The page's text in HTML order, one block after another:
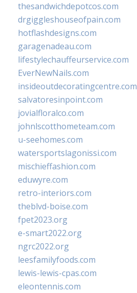
thesandwichdepotcos.com
drgiggleshouseofpain.com
hotflashdesigns.com
garagenadeau.com
lifestylechauffeurservice.com
EverNewNails.com
insideoutdecoratingcentre.com
salvatoresinpoint.com
jovialfloralco.com
johnlscotthometeam.com
u-seehomes.com
watersportslagonissi.com
mischieffashion.com
eduwyre.com
retro-interiors.com
theblvd-boise.com
fpet2023.org
e-smart2022.org
ngrc2022.org
leesfamilyfoods.com
lewis-lewis-cpas.com
eleontennis.com